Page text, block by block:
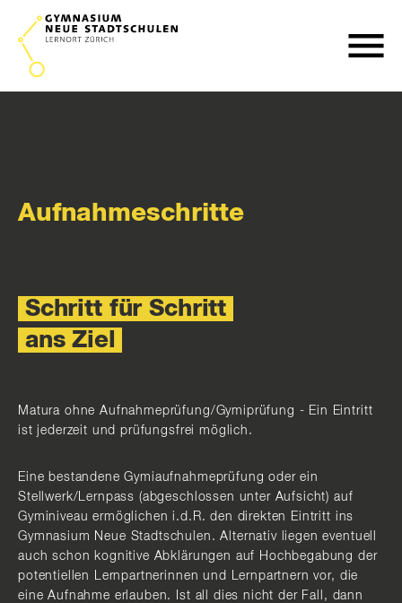
Aufnahmeschritte
Schritt für Schritt
ans Ziel
Matura ohne Aufnahmeprüfung/Gymiprüfung - Ein Eintritt
ist jederzeit und prüfungsfrei möglich.
Eine bestandene Gymiaufnahmeprüfung oder ein
Stellwerk/Lernpass (abgeschlossen unter Aufsicht) auf
Gyminiveau ermöglichen i.d.R. den direkten Eintritt ins
Gymnasium Neue Stadtschulen. Alternativ liegen eventuell
auch schon kognitive Abklärungen auf Hochbegabung der
potentiellen Lernpartnerinnen und Lernpartnern vor, die
eine Aufnahme erlauben. Ist all dies nicht der Fall, dann